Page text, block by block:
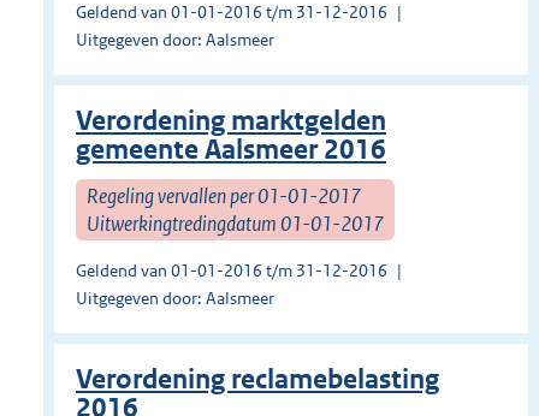
Geldend van 01-01-2016 t/m 31-12-2016
Uitgegeven door: Aalsmeer
Verordening marktgelden
gemeente Aalsmeer 2016
Regeling vervallen per 01-01-2017
Uitwerkingtredingdatum 01-01-2017
Geldend van 01-01-2016 t/m 31-12-2016
Uitgegeven door: Aalsmeer
Verordening reclamebelasting
2016